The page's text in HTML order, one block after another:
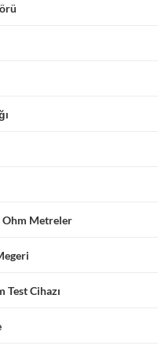
Metreler
Test Cihazı